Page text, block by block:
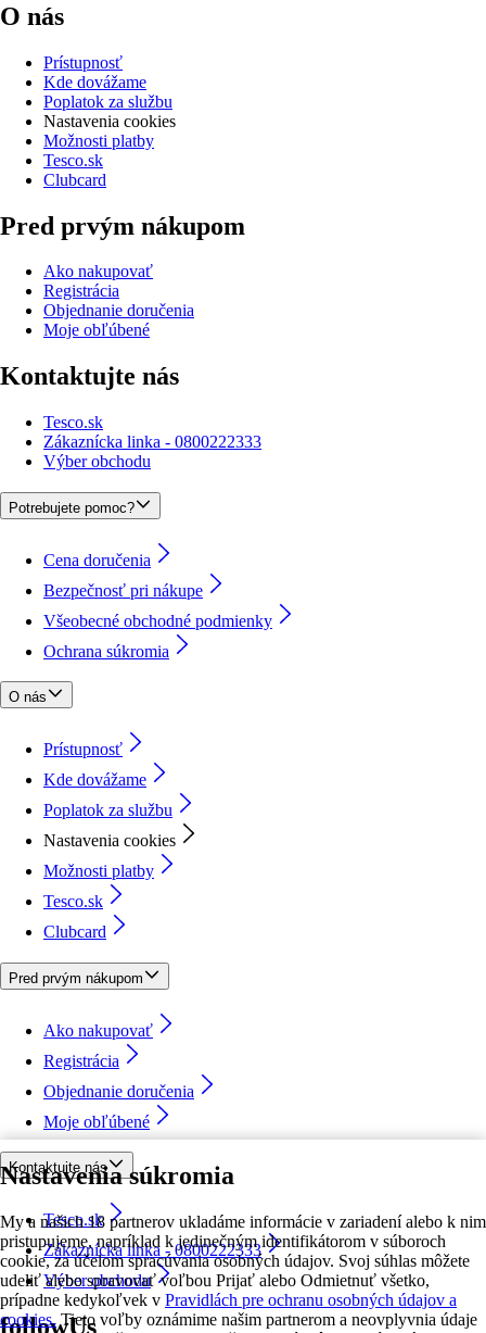
Nastavenia súkromia
My a našich 18 partnerov ukladáme informácie v zariadení alebo k nim
pristupujeme, napríklad k jedinečným identifikátorom v súboroch
cookie, za účelom spracúvania osobných údajov. Svoj súhlas môžete
udeliť alebo spravovať voľbou Prijať alebo Odmietnuť všetko,
prípadne kedykoľvek v Pravidlách pre ochranu osobných údajov a
cookies. Tieto voľby oznámime našim partnerom a neovplyvnia údaje
O nás
Prístupnosť
Kde dovážame
Poplatok za službu
Nastavenia cookies
Možnosti platby
Tesco.sk
Clubcard
Pred prvým nákupom
Ako nakupovať
Registrácia
Objednanie doručenia
Moje obľúbené
Kontaktujte nás
Tesco.sk
Zákaznícka linka - 0800222333
Výber obchodu
Potrebujete pomoc?
Cena doručenia
Bezpečnosť pri nákupe
Všeobecné obchodné podmienky
Ochrana súkromia
O nás
Prístupnosť
Kde dovážame
Poplatok za službu
Nastavenia cookies
Možnosti platby
Tesco.sk
Clubcard
Pred prvým nákupom
Ako nakupovať
Registrácia
Objednanie doručenia
Moje obľúbené
Kontaktujte nás
Tesco.sk
Zákaznícka linka - 0800222333
Výber obchodu
followUs